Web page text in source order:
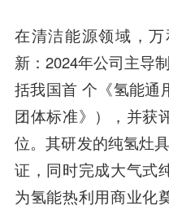
在清洁能源领域，
新：2024年公司主导
括我国首 个《氢能通
团体标准》），并获
位。其研发的纯氢灶
证，同时完成大气式
为氢能热利用商业化